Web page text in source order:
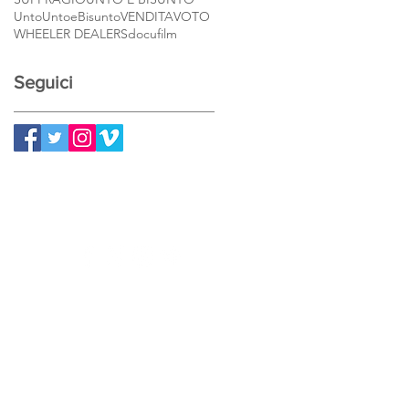
UntoUntoeBisuntoVENDITAVOTO
WHEELER DEALERSdocufilm
Seguici